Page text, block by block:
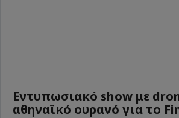
Εντυπωσιακό show με
αθηναϊκό ουρανό για το